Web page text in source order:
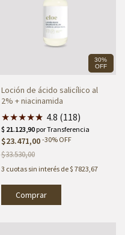
30%
OFF
Loción de ácido salicílico al
2% + niacinamida
★★★★★
★ 4.8 (118)
$23.471,00 -30% OFF
$33.530,00
3 cuotas sin interés de$ 7823,67